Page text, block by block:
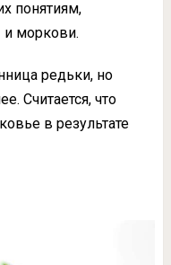
понятиям,
моркови.
редьки, но
Считается, что
в результате